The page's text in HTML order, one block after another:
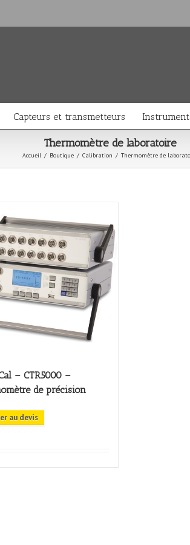
Capteurs et transmetteurs
Thermomètre de laboratoire
Accueil / Boutique / Calibration / Thermomètre de
– CTR5000 –
de précision
au devis